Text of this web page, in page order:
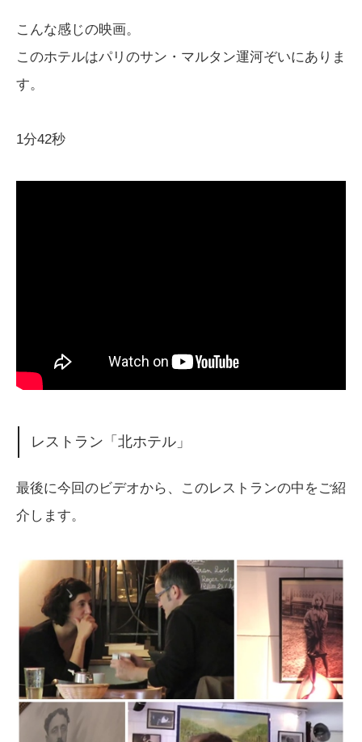
こんな感じの映画。
このホテルはパリのサン・マルタン運河ぞいにありま
す。
1分42秒
レストラン「北ホテル」
最後に今回のビデオから、このレストランの中をご紹
介します。